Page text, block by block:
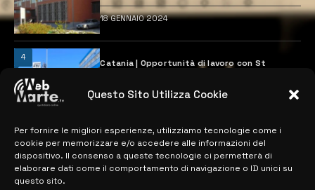
Questo Sito Utilizza Cookie
Per fornire le migliori esperienze, utilizziamo tecnologie come i
cookie per memorizzare e/o accedere alle informazioni del
dispositivo. Il consenso a queste tecnologie ci permetterà di
elaborare dati come il comportamento di navigazione o ID unici su
questo sito.
18 GENNAIO 2024
4
Catania | Opportunità di lavoro con St
28 MARZO 2024
MAPPA DEL SITO